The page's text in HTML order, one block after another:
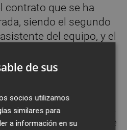
contrato que se ha
siendo el segundo
del equipo, y el
iniciales para
a la dificultad de
muy distintos entre sí.
ha dado una vuelta de
de sus
socios utilizamos
similares para
a información en su